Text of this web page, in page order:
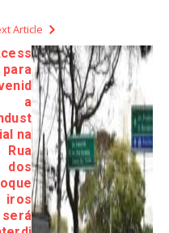
Article
para
a
na
Rua
dos
iros
será